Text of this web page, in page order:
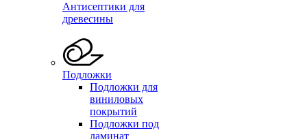
Антисептики для
древесины
Подложки
Подложки для
виниловых
покрытий
Подложки под
ламинат